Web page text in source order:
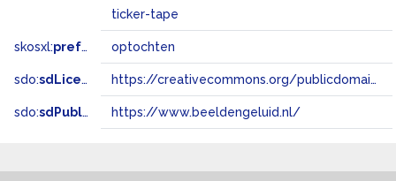
ticker-tape
skosxl:prefLabel optochten
sdo:sdLicense https://creativecommons.org/publicdomain/zero/1.0/
sdo:sdPublisher https://www.beeldengeluid.nl/